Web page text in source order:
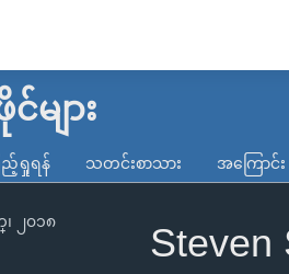
များ
ရှုရန် သတင်းစာသား အကြောင်း
၂၀၁၈